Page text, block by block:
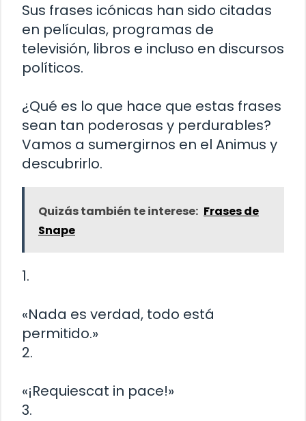
Sus frases icónicas han sido citadas
en películas, programas de
televisión, libros e incluso en discursos
políticos.
¿Qué es lo que hace que estas frases
sean tan poderosas y perdurables?
Vamos a sumergirnos en el Animus y
descubrirlo.
Quizás también te interese: Frases de
Snape
1.
«Nada es verdad, todo está
permitido.»
2.
«¡Requiescat in pace!»
3.